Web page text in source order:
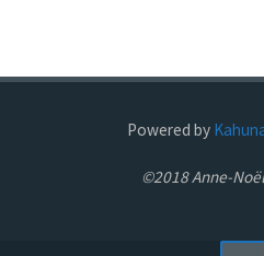
Powered by
©2018 Anne-